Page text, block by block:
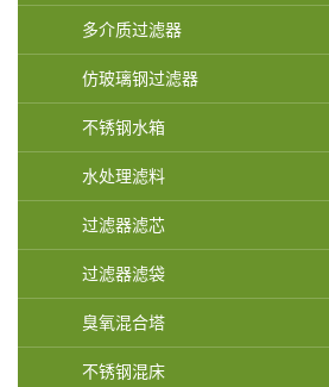
多介质过滤器
仿玻璃钢过滤器
不锈钢水箱
水处理滤料
过滤器滤芯
过滤器滤袋
臭氧混合塔
不锈钢混床